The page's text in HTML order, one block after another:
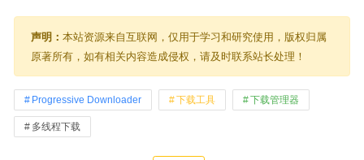
声明： 本站资源来自互联网，仅用于学习和研究使用，版权归属
原著所有，如有相关内容造成侵权，请及时联系站长处理！
Progressive Downloader 下载工具 下载管理器
多线程下载